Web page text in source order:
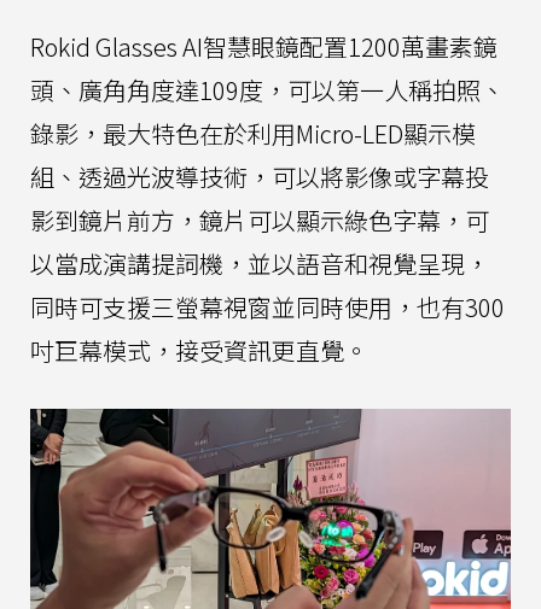
Rokid Glasses AI智慧眼鏡配置1200萬畫素鏡
頭、廣角角度達109度，可以第一人稱拍照、
錄影，最大特色在於利用Micro-LED顯示模
組、透過光波導技術，可以將影像或字幕投
影到鏡片前方，鏡片可以顯示綠色字幕，可
以當成演講提詞機，並以語音和視覺呈現，
同時可支援三螢幕視窗並同時使用，也有300
吋巨幕模式，接受資訊更直覺。